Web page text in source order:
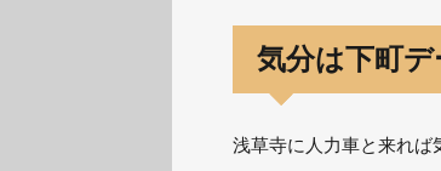
気分は下町
浅草寺に人力車と来れば